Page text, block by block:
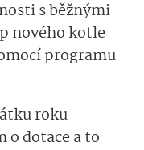
s běžnými
nového kotle
programu
roku
o dotace a to